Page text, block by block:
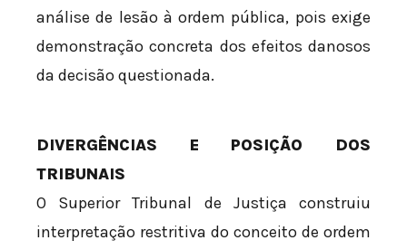
análise de lesão à ordem pública, pois exige
demonstração concreta dos efeitos danosos
da decisão questionada.
DIVERGÊNCIAS E POSIÇÃO DOS
TRIBUNAIS
O Superior Tribunal de Justiça construiu
interpretação restritiva do conceito de ordem